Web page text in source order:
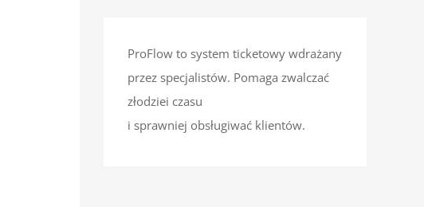
ProFlow to system ticketowy wdrażany
przez specjalistów. Pomaga zwalczać
złodziei czasu
i sprawniej obsługiwać klientów.